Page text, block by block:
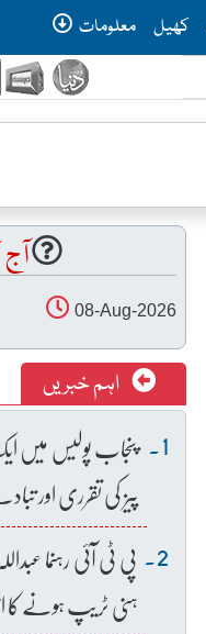
کھیل معلومات
آج
08-Aug-2026
اہم خبریں
پنجاب پولیس
پیز کی تقرری اور
پی ٹی آئی رہنما
ہنی ٹریپ ہونے